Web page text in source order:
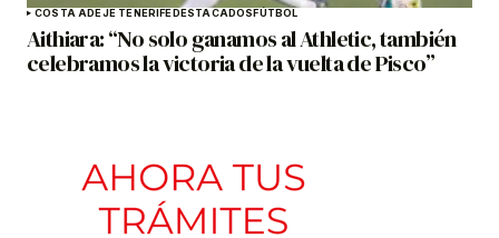
COSTA ADEJE TENERIFEDESTACADOSFÚTBOL
Aithiara: “No solo ganamos al Athletic, también
celebramos la victoria de la vuelta de Pisco”